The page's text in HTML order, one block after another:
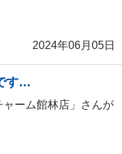
2024年06月05日
す…
ーム館林店」さんが